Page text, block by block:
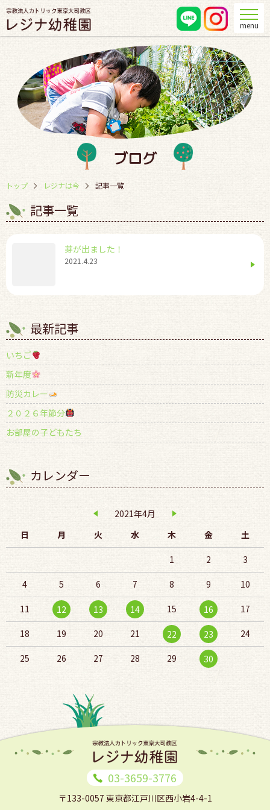
menu
ブログ
トップ レジナは今 記事一覧
記事一覧
芽が出ました！
2021.4.23
最新記事
いちご
新年度
防災カレー
２０２６年節分
お部屋の子どもたち
カレンダー
2021年4月
日
月 火 水 木 金 土
1 2 3
4 5 6 7 8 9 10
11 12 13 14 15 16 17
18 19 20 21 22 23 24
25 26 27 28 29 30
03-3659-3776
〒133-0057 東京都江戸川区西小岩4-4-1